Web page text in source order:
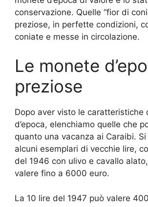
conservazione. Quelle “fior di
preziose, in perfette condizioni,
coniate e messe in circolazione.
Le monete
preziose
Dopo aver visto le caratteristiche
d’epoca, elenchiamo quelle che
quanto una vacanza ai Caraibi.
alcuni esemplari di vecchie lire,
del 1946 con ulivo e cavallo
valere fino a 6000 euro.
La 10 lire del 1947 può valere